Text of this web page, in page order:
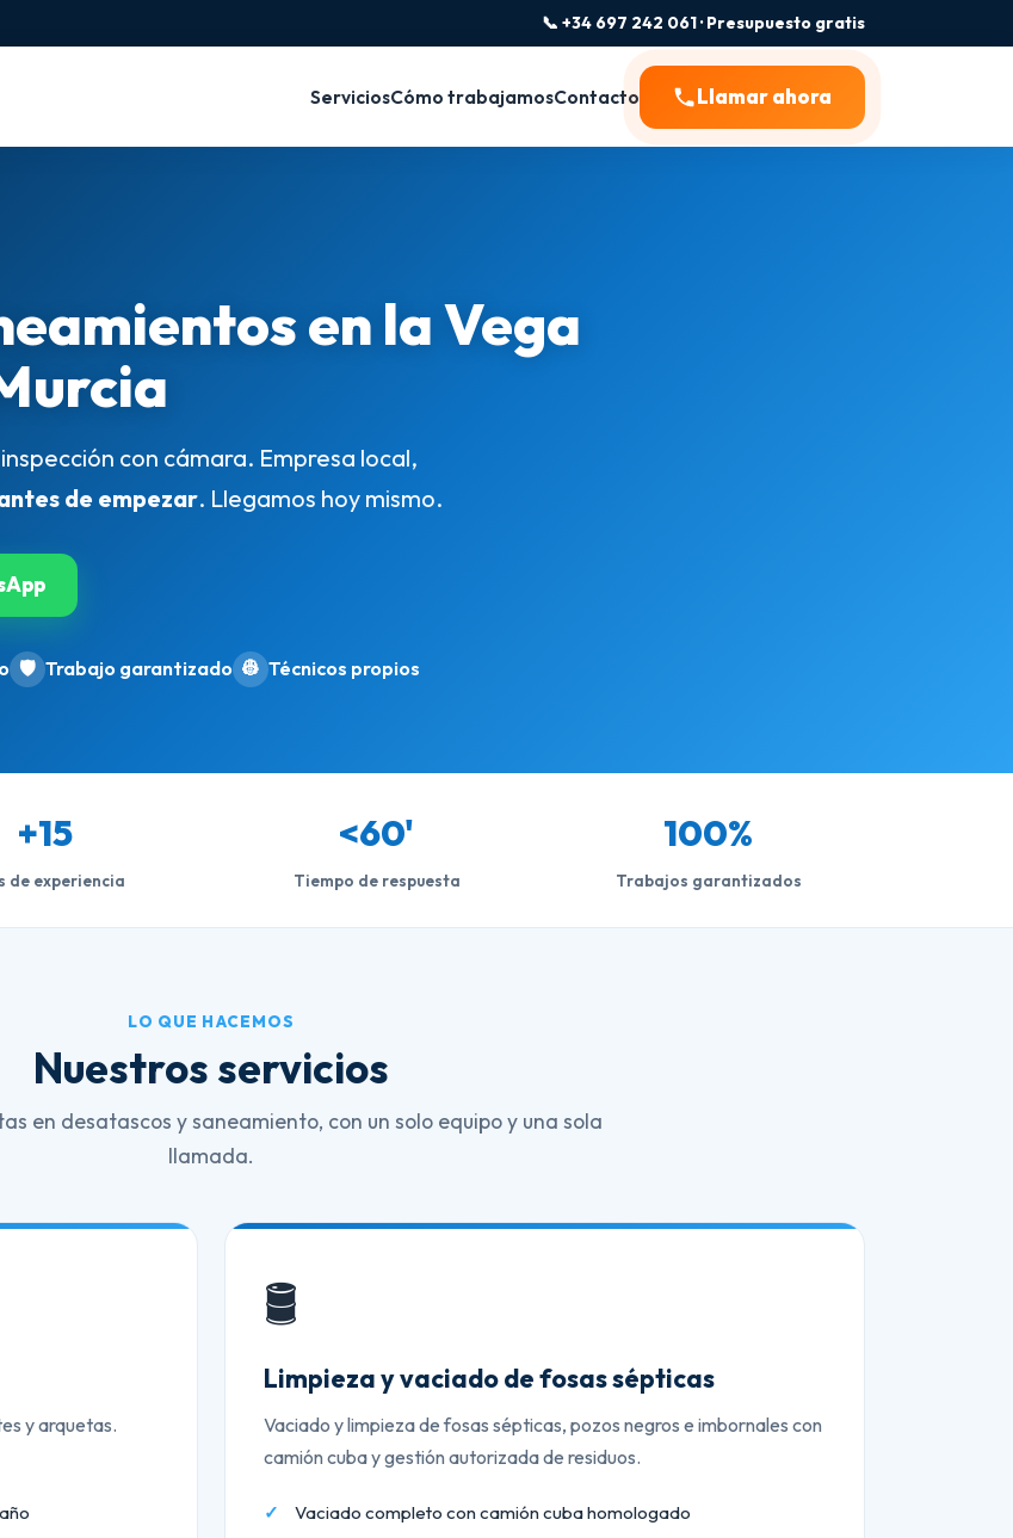
📞 +34 697 242 061 · Presupuesto gratis
ServiciosCómo trabajamosContacto Llamar ahora
en la Vega
con cámara. Empresa local,
de empezar. Llegamos hoy mismo.
🛡️ Trabajo garantizado 👷 Técnicos propios
+15
de experiencia
<60'
Tiempo de respuesta
100%
Trabajos garantizados
LO QUE HACEMOS
Nuestros servicios
en desatascos y saneamiento, con un solo equipo y una sola
llamada.
y arquetas.
🛢️
Limpieza y vaciado de fosas sépticas
Vaciado y limpieza de fosas sépticas, pozos negros e imbornales con
camión cuba y gestión autorizada de residuos.
Vaciado completo con camión cuba homologado